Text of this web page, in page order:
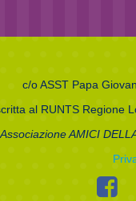
c/oASST Papa
al RUNTS Regione
AMICI